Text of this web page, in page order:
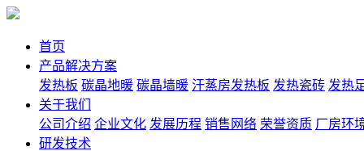
首页
产品解决方案
发热板 碳晶地暖 碳晶墙暖 汗蒸房发热板 发热瓷砖 发热
关于我们
公司介绍 企业文化 发展历程 销售网络 荣誉资质 厂房环
研发技术